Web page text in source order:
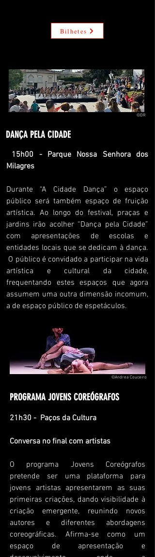
Bilhetes
©DR
DANÇA PELA CIDADE
15h00 - Parque Nossa Senhora dos
Milagres
Durante “A Cidade Dança” o espaço
público será também espaço de fruição
artística. Ao longo do festival, praças e
jardins irão acolher “Dança pela Cidade”
com apresentações de escolas e
entidades locais que se dedicam à dança.
O público é convidado a participar na vida
artística e cultural da cidade,
frequentando estes espaços que agora
assumem uma outra dimensão incomum,
a de espaço público de espetáculos.
©Andrea Couceiro
PROGRAMA JOVENS COREÓGRAFOS
21h30 - Paços da Cultura
Conversa no final com artistas
O programa Jovens Coreógrafos
pretende ser uma plataforma para
jovens artistas apresentarem as suas
primeiras criações, dando visibilidade à
criação emergente, reunindo novos
autores e diferentes abordagens
coreográficas. Afirma-se como um
espaço de apresentação e